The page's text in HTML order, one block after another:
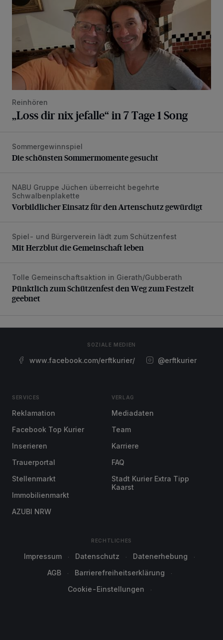
Reinhören
„Loss dir nix jefalle“ in 7 Tage 1 Song
Die schönsten Sommermomente gesucht
Sommergewinnspiel
Die schönsten Sommermomente gesucht
Vorbildlicher Einsatz für den Artenschutz gewürdigt
NABU Gruppe Jüchen überreicht begehrte
Schwalbenplakette
Vorbildlicher Einsatz für den Artenschutz gewürdigt
Mit Herzblut die Gemeinschaft leben
Spiel- und Bürgerverein lädt zum Schützenfest
Mit Herzblut die Gemeinschaft leben
Pünktlich zum Schützenfest den Weg zum Festzelt
Tolle Gemeinschaftsaktion in Gierath/Gubberath
Pünktlich zum Schützenfest den Weg zum Festzelt
geebnet
SOZIALE MEDIEN
www.facebook.com/erftkurier/ @erftkurier
SERVICES
Reklamation
Facebook Top Kurier
Inserieren
Trauerportal
Stellenmarkt
Immobilienmarkt
AZUBI NRW
VERLAG
Mediadaten
Team
Karriere
FAQ
Stadt Kurier Extra Tipp
Kaarst
RECHTLICHES
Impressum Datenschutz
Datenerhebung
AGB
Barrierefreiheitserklärung
Cookie-Einstellungen